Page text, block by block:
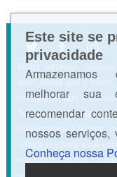
Muita natureza,
bem. Muita paz a
complementam o
Toledo e neste espaço
relacionados a relaxar,
relaxantes para você
estudando ou nos
Este site se
privacidade
Armazenamos
melhorar sua
recomendar
nossos
Conheça nossa